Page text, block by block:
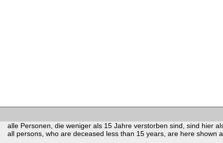
alle Personen, die weniger als 15 Jahre verstorben sind, sind hier
all persons, who are deceased less than 15 years, are here shown